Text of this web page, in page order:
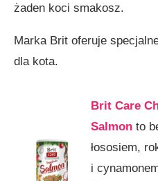
żaden koci smakosz.
Marka Brit oferuje
dla kota.
Brit Care
Salmon to
łososiem,
i